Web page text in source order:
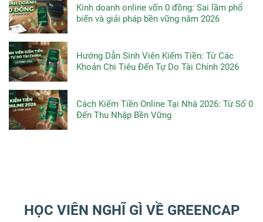
Kinh doanh online vốn 0 đồng: Sai lầm phổ
biến và giải pháp bền vững năm 2026
Hướng Dẫn Sinh Viên Kiếm Tiền: Từ Các
Khoản Chi Tiêu Đến Tự Do Tài Chính 2026
Cách Kiếm Tiền Online Tại Nhà 2026: Từ Số 0
Đến Thu Nhập Bền Vững
HỌC VIÊN NGHĨ GÌ VỀ GREENCAP